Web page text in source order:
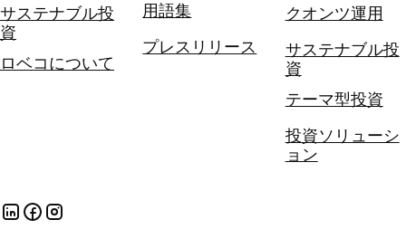
サステナブル投
資
ロベコについて
用語集
プレスリリース
クオンツ運用
サステナブル投
資
テーマ型投資
投資ソリューシ
ョン